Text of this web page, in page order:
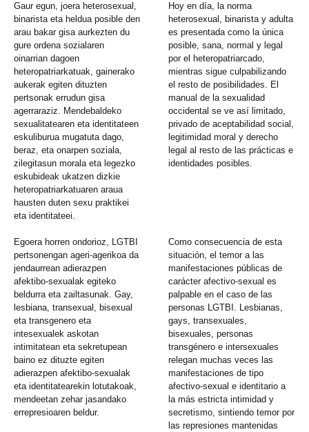
Gaur egun, joera heterosexual,
binarista eta heldua posible den
arau bakar gisa aurkezten du
gure ordena sozialaren
oinarrian dagoen
heteropatriarkatuak, gainerako
aukerak egiten dituzten
pertsonak errudun gisa
agerraraziz. Mendebaldeko
sexualitatearen eta identitateen
eskuliburua mugatuta dago,
beraz, eta onarpen soziala,
zilegitasun morala eta legezko
eskubideak ukatzen dizkie
heteropatriarkatuaren araua
hausten duten sexu praktikei
eta identitateei.
Hoy en día, la norma
heterosexual, binarista y adulta
es presentada como la única
posible, sana, normal y legal
por el heteropatriarcado,
mientras sigue culpabilizando
el resto de posibilidades. El
manual de la sexualidad
occidental se ve así limitado,
privado de aceptabilidad social,
legitimidad moral y derecho
legal al resto de las prácticas e
identidades posibles.
Egoera horren ondorioz, LGTBI
pertsonengan ageri-agerikoa da
jendaurrean adierazpen
afektibo-sexualak egiteko
beldurra eta zailtasunak. Gay,
lesbiana, transexual, bisexual
eta transgenero eta
intesexualek askotan
intimitatean eta sekretupean
baino ez dituzte egiten
adierazpen afektibo-sexualak
eta identitatearekin lotutakoak,
mendeetan zehar jasandako
errepresioaren beldur.
Como consecuencia de esta
situación, el temor a las
manifestaciones públicas de
carácter afectivo-sexual es
palpable en el caso de las
personas LGTBI. Lesbianas,
gays, transexuales,
bisexuales, personas
transgénero e intersexuales
relegan muchas veces las
manifestaciones de tipo
afectivo-sexual e identitario a
la más estricta intimidad y
secretismo, sintiendo temor por
las represiones mantenidas